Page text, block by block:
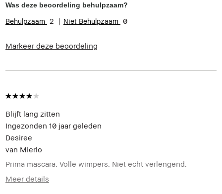
Was deze beoordeling behulpzaam?
2 0
Markeer deze beoordeling
Blijft lang zitten
Ingezonden 10 jaar geleden
Desiree
van Mierlo
Prima mascara. Volle wimpers. Niet echt verlengend.
Meer details